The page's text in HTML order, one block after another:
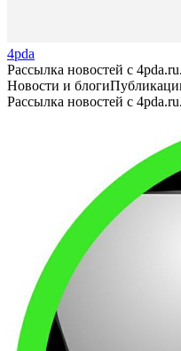
4pda
Рассылка новостей с 4pda.ru.
Новости и блоги
Рассылка новостей с 4pda.ru.